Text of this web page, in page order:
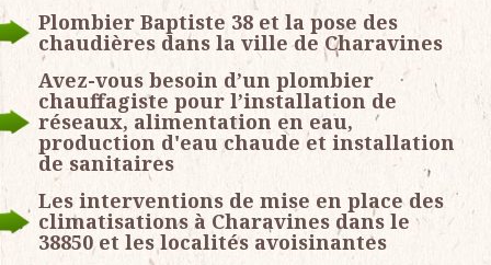
Plombier Baptiste 38 et la pose des
chaudières dans la ville de Charavines
Avez-vous besoin d’un plombier
chauffagiste pour l’installation de
réseaux, alimentation en eau,
production d'eau chaude et installation
de sanitaires
Les interventions de mise en place des
climatisations à Charavines dans le
38850 et les localités avoisinantes